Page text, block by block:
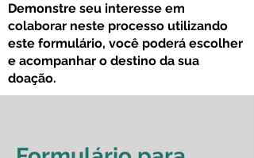
Demonstre seu interesse em
colaborar neste processo utilizando
este formulário, você poderá escolher
e acompanhar o destino da sua
doação.